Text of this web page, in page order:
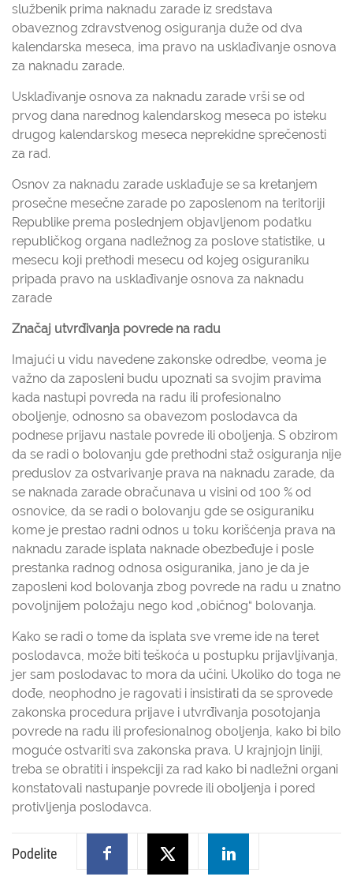
službenik prima naknadu zarade iz sredstava
obaveznog zdravstvenog osiguranja duže od dva
kalendarska meseca, ima pravo na usklađivanje osnova
za naknadu zarade.
Usklađivanje osnova za naknadu zarade vrši se od
prvog dana narednog kalendarskog meseca po isteku
drugog kalendarskog meseca neprekidne sprečenosti
za rad.
Osnov za naknadu zarade usklađuje se sa kretanjem
prosečne mesečne zarade po zaposlenom na teritoriji
Republike prema poslednjem objavljenom podatku
republičkog organa nadležnog za poslove statistike, u
mesecu koji prethodi mesecu od kojeg osiguraniku
pripada pravo na usklađivanje osnova za naknadu
zarade
Značaj utvrđivanja povrede na radu
Imajući u vidu navedene zakonske odredbe, veoma je
važno da zaposleni budu upoznati sa svojim pravima
kada nastupi povreda na radu ili profesionalno
oboljenje, odnosno sa obavezom poslodavca da
podnese prijavu nastale povrede ili oboljenja. S obzirom
da se radi o bolovanju gde prethodni staž osiguranja nije
preduslov za ostvarivanje prava na naknadu zarade, da
se naknada zarade obračunava u visini od 100 % od
osnovice, da se radi o bolovanju gde se osiguraniku
kome je prestao radni odnos u toku korišćenja prava na
naknadu zarade isplata naknade obezbeđuje i posle
prestanka radnog odnosa osiguranika, jano je da je
zaposleni kod bolovanja zbog povrede na radu u znatno
povoljnijem položaju nego kod „običnog“ bolovanja.
Kako se radi o tome da isplata sve vreme ide na teret
poslodavca, može biti teškoća u postupku prijavljivanja,
jer sam poslodavac to mora da učini. Ukoliko do toga ne
dođe, neophodno je ragovati i insistirati da se sprovede
zakonska procedura prijave i utvrđivanja posotojanja
povrede na radu ili profesionalnog oboljenja, kako bi bilo
moguće ostvariti sva zakonska prava. U krajnjojn liniji,
treba se obratiti i inspekciji za rad kako bi nadležni organi
konstatovali nastupanje povrede ili oboljenja i pored
protivljenja poslodavca.
Podelite